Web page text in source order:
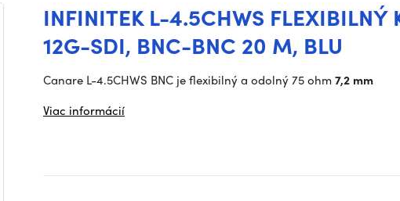
INFINITEK L-4.5CHWS FLEXIBILNÝ
12G-SDI, BNC-BNC 20 M, BLU
Canare L-4.5CHWS BNC je flexibilný a odolný 75 ohm7,2 mm
Viac informácií